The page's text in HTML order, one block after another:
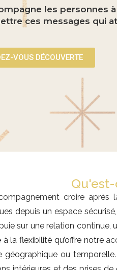
les personnes
ces messages qui
VOUS DÉCOUVERTE
croire après
depuis un espace
sur une relation
à la flexibilité qu’offre notre
géographique ou